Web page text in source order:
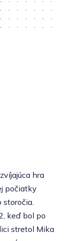
hra
počiatky
keď bol po
stretol Mika